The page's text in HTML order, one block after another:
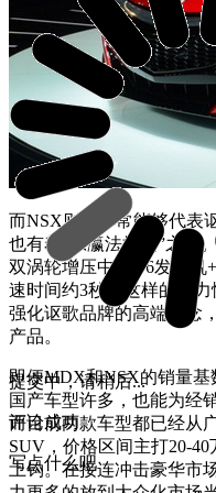
而NSX则是非常能够代表
也有着“东瀛法拉利”之称
双涡轮增压中置V6发动机
速时间约3秒，这样的动力
强化讴歌品牌的高端概念
产品。
即便MDX和NSX的销量基
国产车型许多，也能为经
而目前两款车型都已经从
SUV，价格区间主打20-40
上钩。 在接连冲击豪华市
提交中，请稍后...
评论成功
写点什么吧